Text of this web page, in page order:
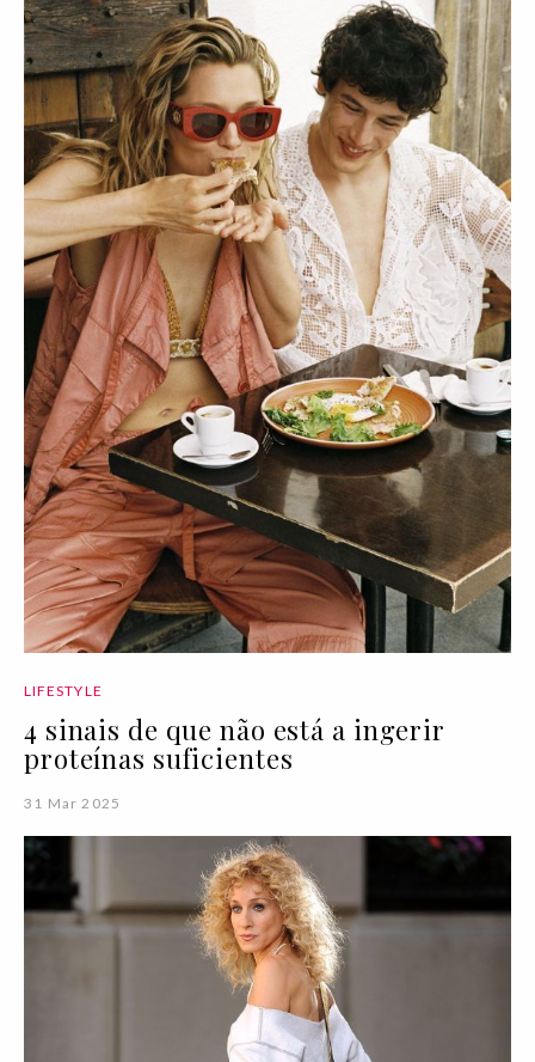
LIFESTYLE
4 sinais de que não está a ingerir
proteínas suficientes
31 Mar 2025